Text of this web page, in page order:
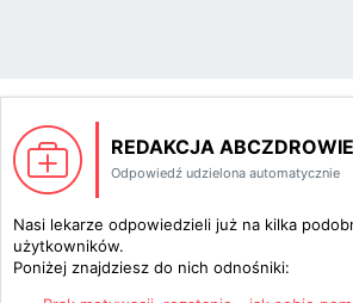
REDAKCJA ABCZDROWIE
Odpowiedź udzielona automatycznie
Nasi lekarze odpowiedzieli już na kilka
użytkowników.
Poniżej znajdziesz do nich odnośniki: